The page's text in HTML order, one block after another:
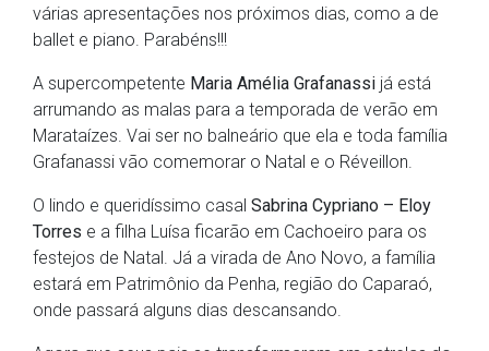
várias apresentações nos próximos dias, como a de
ballet e piano. Parabéns!!!
A supercompetente Maria Amélia Grafanassi já está
arrumando as malas para a temporada de verão em
Marataízes. Vai ser no balneário que ela e toda família
Grafanassi vão comemorar o Natal e o Réveillon.
O lindo e queridíssimo casal Sabrina Cypriano – Eloy
Torres e a filha Luísa ficarão em Cachoeiro para os
festejos de Natal. Já a virada de Ano Novo, a família
estará em Patrimônio da Penha, região do Caparaó,
onde passará alguns dias descansando.